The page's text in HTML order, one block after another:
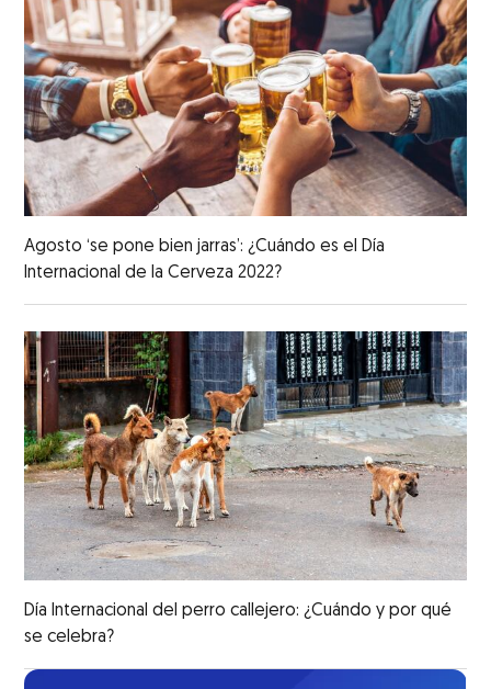
Agosto ‘se pone bien jarras’: ¿Cuándo es el Día
Internacional de la Cerveza 2022?
Día Internacional del perro callejero: ¿Cuándo y por qué
se celebra?